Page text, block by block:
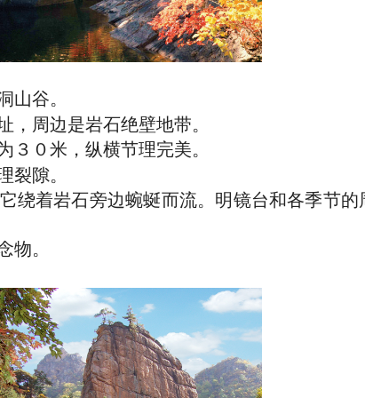
山谷。
，周边是岩石绝壁地带。
３０米，纵横节理完美。
裂隙。
绕着岩石旁边蜿蜒而流。明镜台和各季节
物。